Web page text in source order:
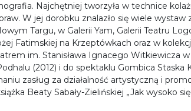
Najchętniej tworzyła w technice
W jej dorobku znalazło się wiele
Targu, w Galerii Yam, Galerii Teatru
Fatimskiej na Krzeptówkach oraz w
im. Stanisława Ignacego
(2012) i do spektaklu Gombica
zasług za działalność artystyczną i
Beaty Sabały-Zielińskiej „Jak